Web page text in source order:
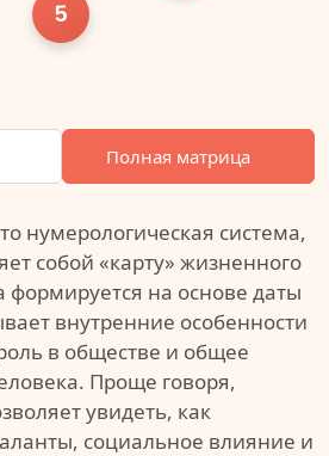
5
Полная матрица
нумерологическая система,
собой «карту» жизненного
формируется на основе даты
внутренние особенности
в обществе и общее
Проще говоря,
увидеть, как
социальное влияние и